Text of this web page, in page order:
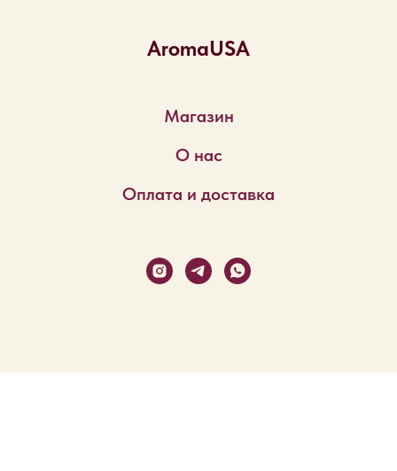
AromaUSA
Магазин
О нас
Оплата и доставка